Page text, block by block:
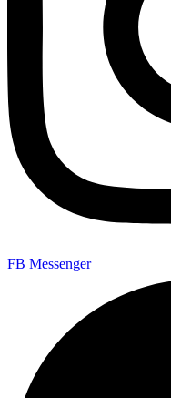
FB Messenger